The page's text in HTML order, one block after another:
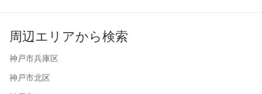
周辺エリアから検索
神戸市兵庫区
神戸市北区